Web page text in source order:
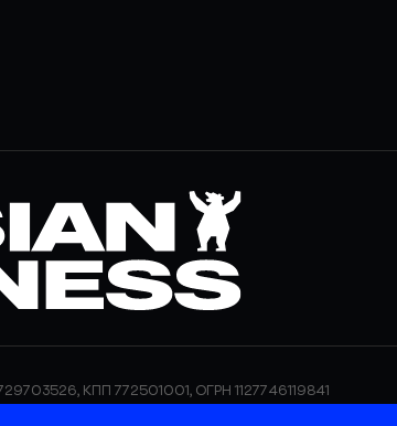
КПП 772501001, ОГРН 1127746119841